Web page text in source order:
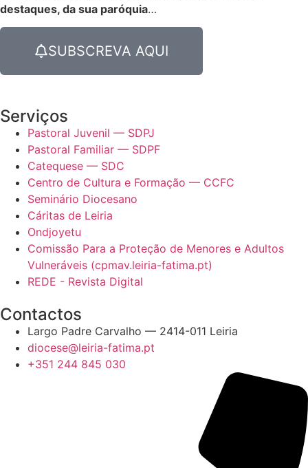
destaques, da sua paróquia…
SUBSCREVA AQUI
Serviços
Pastoral Juvenil — SDPJ
Pastoral Familiar — SDPF
Catequese — SDC
Centro de Cultura e Formação — CCFC
Seminário Diocesano
Cáritas de Leiria
Ondjoyetu
Comissão Para a Proteção de Menores e Adultos
Vulneráveis (cpmav.leiria-fatima.pt)
REDE - Revista Digital
Contactos
Largo Padre Carvalho — 2414-011 Leiria
diocese@leiria-fatima.pt
+351 244 845 030